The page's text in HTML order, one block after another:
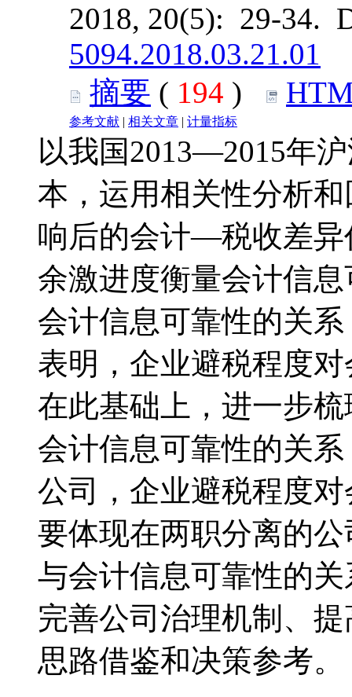
2018, 20(5): 29-34.
5094.2018.03.21.01
摘要 ( 194 )
参考文献 | 相关文章 | 计量指标
以我国2013—2015年
本，运用相关性分析
响后的会计—税收差异
余激进度衡量会计信
会计信息可靠性的关
表明，企业避税程度
在此基础上，进一步
会计信息可靠性的关
公司，企业避税程度
要体现在两职分离的
与会计信息可靠性的
完善公司治理机制、
思路借鉴和决策参考。